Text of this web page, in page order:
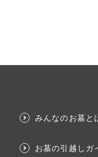
みんなのお墓と
お墓の引越しガ